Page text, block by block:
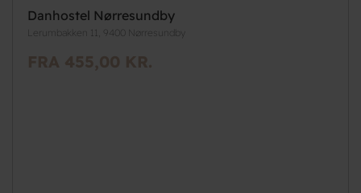
Danhostel Nørresundby
Lerumbakken 11, 9400 Nørresundby
FRA 455,00 KR.